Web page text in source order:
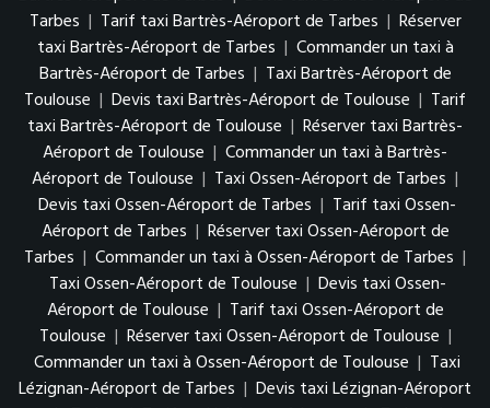
Tarbes | Tarif taxi Bartrès-Aéroport de Tarbes | Réserver
taxi Bartrès-Aéroport de Tarbes | Commander un taxi à
Bartrès-Aéroport de Tarbes | Taxi Bartrès-Aéroport de
Toulouse | Devis taxi Bartrès-Aéroport de Toulouse | Tarif
taxi Bartrès-Aéroport de Toulouse | Réserver taxi Bartrès-
Aéroport de Toulouse | Commander un taxi à Bartrès-
Aéroport de Toulouse | Taxi Ossen-Aéroport de Tarbes |
Devis taxi Ossen-Aéroport de Tarbes | Tarif taxi Ossen-
Aéroport de Tarbes | Réserver taxi Ossen-Aéroport de
Tarbes | Commander un taxi à Ossen-Aéroport de Tarbes |
Taxi Ossen-Aéroport de Toulouse | Devis taxi Ossen-
Aéroport de Toulouse | Tarif taxi Ossen-Aéroport de
Toulouse | Réserver taxi Ossen-Aéroport de Toulouse |
Commander un taxi à Ossen-Aéroport de Toulouse | Taxi
Lézignan-Aéroport de Tarbes | Devis taxi Lézignan-Aéroport